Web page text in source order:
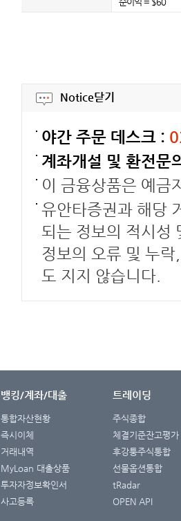
Notice닫기
야간 주문 데스크 :
계좌개설 및 환전문
이 금융상품은 예금
유안타증권과 해당
되는 정보의 적시성
정보의 오류 및 누
도 지지 않습니다.
뱅킹/계좌/대출
통합자산현황
즉시이체
거래내역
MyLoan 대출상품
투자자정보확인서
사고등록
트레이딩
주식종합
체결기준잔고평가
후강퉁주식통합
선물옵션통합
tRadar
OPEN API